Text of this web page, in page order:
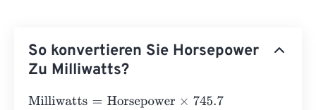
So konvertieren Sie Horsepower
Zu Milliwatts?
Milliwatts=Horsepower×745.7